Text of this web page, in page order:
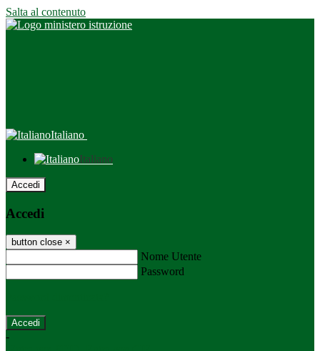
Salta al contenuto
Italiano
Italiano
Accedi
Accedi
button close ×
Nome Utente
Password
-